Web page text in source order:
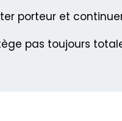
porteur et
pas toujours